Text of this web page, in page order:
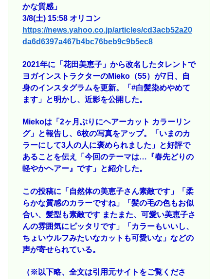
かな質感」
3/8(土) 15:58 オリコン
https://news.yahoo.co.jp/articles/cd3acb52a20
da6d6397a467b4bc76beb9c9b5ec8
2021年に「花田美恵子」から改名したタレントで
ヨガインストラクターのMieko（55）が7日、自
身のインスタグラムを更新。「#白髪染めやめて
ます」と明かし、近影を公開した。
Miekoは「2ヶ月ぶりにヘアーカット カラーリン
グ」と報告し、6枚の写真をアップ。「いまのカ
ラーにして3人の人に褒められました」と好評で
あることを伝え「今回のテーマは…『春先どりの
軽やかヘアー』です」と紹介した。
この投稿に「自然体の美恵子さん素敵です」「柔
らかな質感のカラーですね」「髪の毛の色もお似
合い、髪型も素敵です またまた、可愛い美恵子さ
んの雰囲気にピッタリです」「カラーもいいし、
ちょいウルフみたいなカットも可愛いな」などの
声が寄せられている。
（※以下略、全文は引用元サイトをご覧くださ